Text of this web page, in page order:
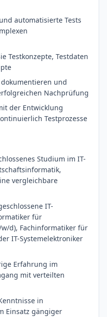
automatisierte Tests
Testkonzepte, Testdaten
und
Nachprüfung
der Entwicklung
Testprozesse
Studium im IT-
vergleichbare
IT-
für
d), Fachinformatiker für
IT-Systemelektroniker
Erfahrung im
mit verteilten
in
Einsatz gängiger